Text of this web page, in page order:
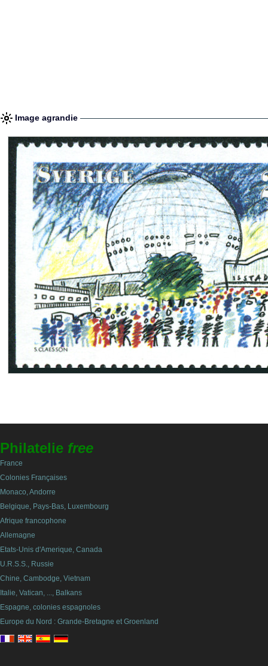
Image agrandie
Philatelie free
France
Colonies Françaises
Monaco, Andorre
Belgique, Pays-Bas, Luxembourg
Afrique francophone
Allemagne
Etats-Unis d'Amerique, Canada
U.R.S.S., Russie
Chine, Cambodge, Vietnam
Italie, Vatican, ..., Balkans
Espagne, colonies espagnoles
Europe du Nord : Grande-Bretagne et Groenland